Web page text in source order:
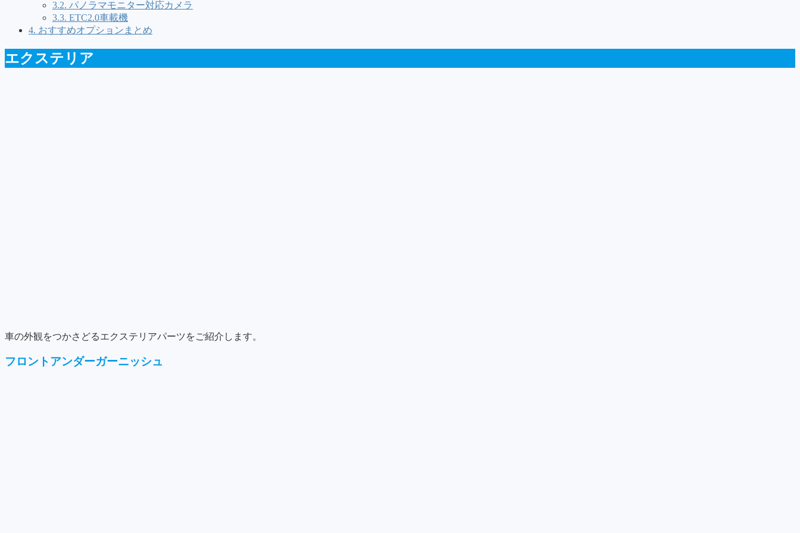
3.2. パノラマモニター対応カメラ
3.3. ETC2.0車載機
4. おすすめオプションまとめ
エクステリア
車の外観をつかさどるエクステリアパーツをご紹介します。
フロントアンダーガーニッシュ